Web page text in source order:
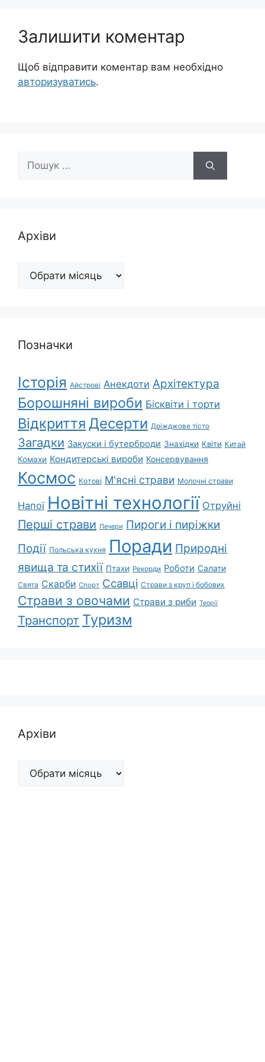
Залишити коментар
Щоб відправити коментар вам необхідно
авторизуватись.
Пошук:
Архіви
Архіви
Позначки
Історія Айстрові Анекдоти Архітектура
Борошняні вироби Бісквіти і торти
Відкриття Десерти Дріжджове тісто
Загадки Закуски і бутерброди Знахідки Квіти Китай
Комахи Кондитерські вироби Консервування
Космос Котові М'ясні страви Молочні страви
Напої Новітні технології Отруйні
Перші страви Печери Пироги і пиріжки
Події Польська кухня Поради Природні
явища та стихії Птахи Рекорди Роботи Салати
Свята Скарби Спорт Ссавці Страви з круп і бобових
Страви з овочами Страви з риби Теорії
Транспорт Туризм
Архіви
Архіви